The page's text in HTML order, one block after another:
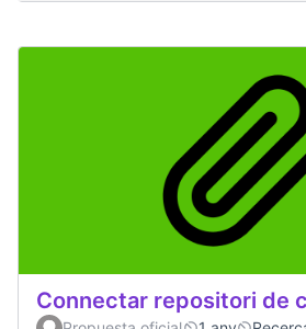
Connectar repositori de